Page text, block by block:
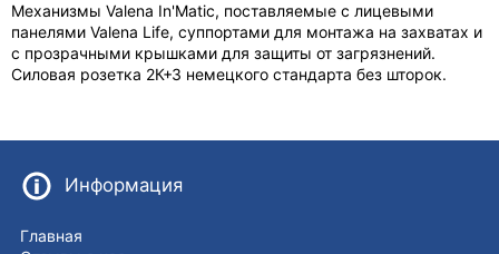
Механизмы Valena In'Matic, поставляемые с лицевыми
панелями Valena Life, суппортами для монтажа на захватах и
с прозрачными крышками для защиты от загрязнений.
Силовая розетка 2К+З немецкого стандарта без шторок.
Информация
Главная